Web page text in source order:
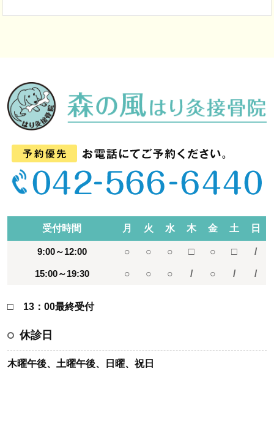
受付時間 月 火 水 木 金 土 日
9:00～12:00 ○ ○ ○ □ ○ □ /
15:00～19:30 ○ ○ ○ / ○ / /
□ 13：00最終受付
休診日
木曜午後、土曜午後、日曜、祝日